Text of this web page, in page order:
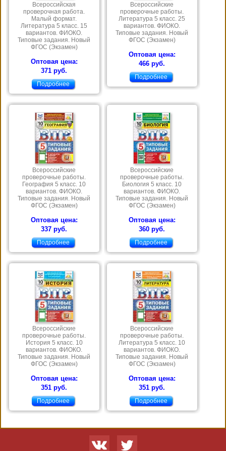
Всероссийская
проверочная работа.
Малый формат.
Литература 5 класс. 15
вариантов. ФИОКО.
Типовые задания. Новый
ФГОС (Экзамен)
Оптовая цена:
371 руб.
Подробнее
Всероссийские
проверочные работы.
Литература 5 класс. 25
вариантов. ФИОКО.
Типовые задания. Новый
ФГОС (Экзамен)
Оптовая цена:
466 руб.
Подробнее
Всероссийские
проверочные работы.
География 5 класс. 10
вариантов. ФИОКО.
Типовые задания. Новый
ФГОС (Экзамен)
Оптовая цена:
337 руб.
Подробнее
Всероссийские
проверочные работы.
Биология 5 класс. 10
вариантов. ФИОКО.
Типовые задания. Новый
ФГОС (Экзамен)
Оптовая цена:
360 руб.
Подробнее
Всероссийские
проверочные работы.
История 5 класс. 10
вариантов. ФИОКО.
Типовые задания. Новый
ФГОС (Экзамен)
Оптовая цена:
351 руб.
Подробнее
Всероссийские
проверочные работы.
Литература 5 класс. 10
вариантов. ФИОКО.
Типовые задания. Новый
ФГОС (Экзамен)
Оптовая цена:
351 руб.
Подробнее